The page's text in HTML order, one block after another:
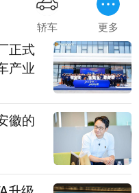
轿车 更多
正式
产业
徽的